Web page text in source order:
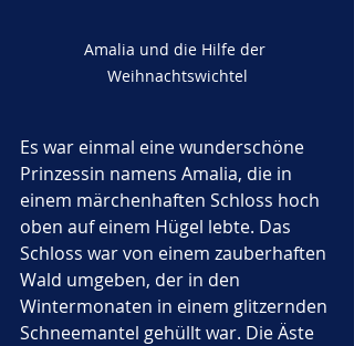
Amalia und die Hilfe der
Weihnachtswichtel
Es war einmal eine wunderschöne
Prinzessin namens Amalia, die in
einem märchenhaften Schloss hoch
oben auf einem Hügel lebte. Das
Schloss war von einem zauberhaften
Wald umgeben, der in den
Wintermonaten in einem glitzernden
Schneemantel gehüllt war. Die Äste